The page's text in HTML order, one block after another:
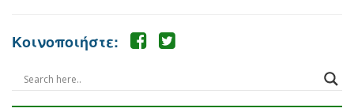
Κοινοποιήστε: